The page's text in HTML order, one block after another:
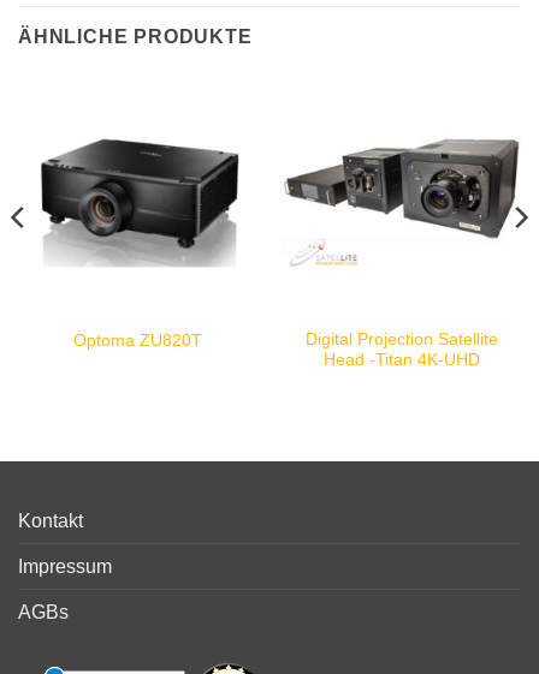
ÄHNLICHE PRODUKTE
Optoma ZU820T
Digital Projection Satellite
Head -Titan 4K-UHD
Kontakt
Impressum
AGBs